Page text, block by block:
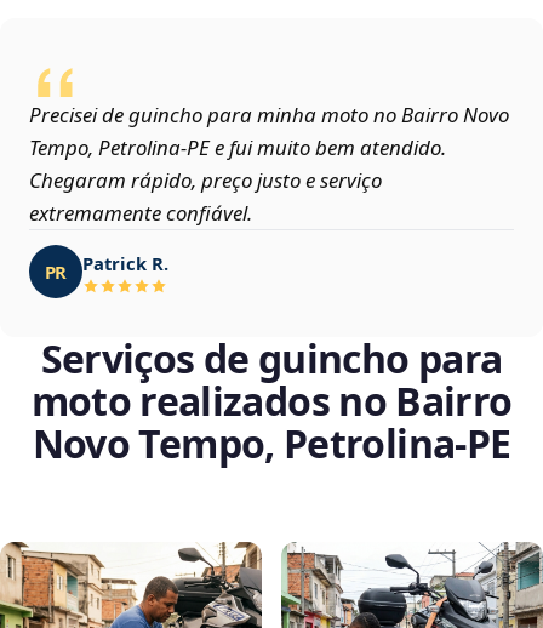
Precisei de guincho para minha moto no Bairro Novo
Tempo, Petrolina‑PE e fui muito bem atendido.
Chegaram rápido, preço justo e serviço
extremamente confiável.
PR Patrick R.
Serviços de guincho para
moto realizados no Bairro
Novo Tempo, Petrolina‑PE